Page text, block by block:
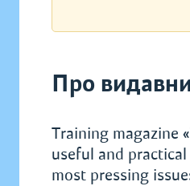
Про
Training magazine
useful and
most pressing